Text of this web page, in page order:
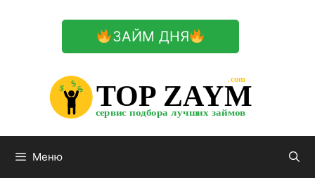
ЗАЙМ ДНЯ
TOP ZAYM
сервис подбора лучших займов
.com
$
$
$
Меню